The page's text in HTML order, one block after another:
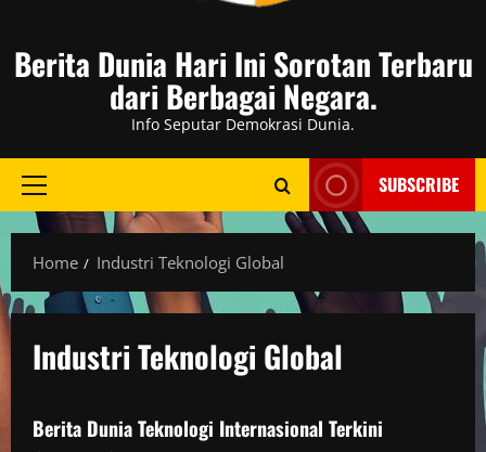
Berita Dunia Hari Ini Sorotan Terbaru
dari Berbagai Negara.
Info Seputar Demokrasi Dunia.
Primary
Menu
SUBSCRIBE
Home Industri Teknologi Global
Industri Teknologi Global
Berita Dunia
Berita Dunia Teknologi Internasional Terkini